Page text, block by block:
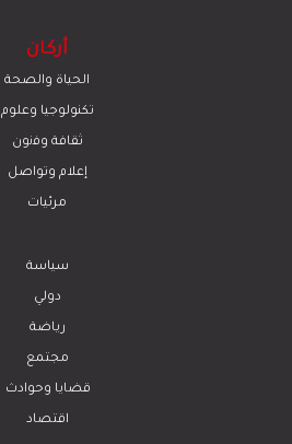
أركان
الحياة والصحة
تكنولوجيا وعلوم
ﺛﻘﺎﻓﺔ وﻓﻧون
إعلام وتواصل
مرئيات
سياسة
دولي
رياضة
مجتمع
قضايا وحوادث
اقتصاد